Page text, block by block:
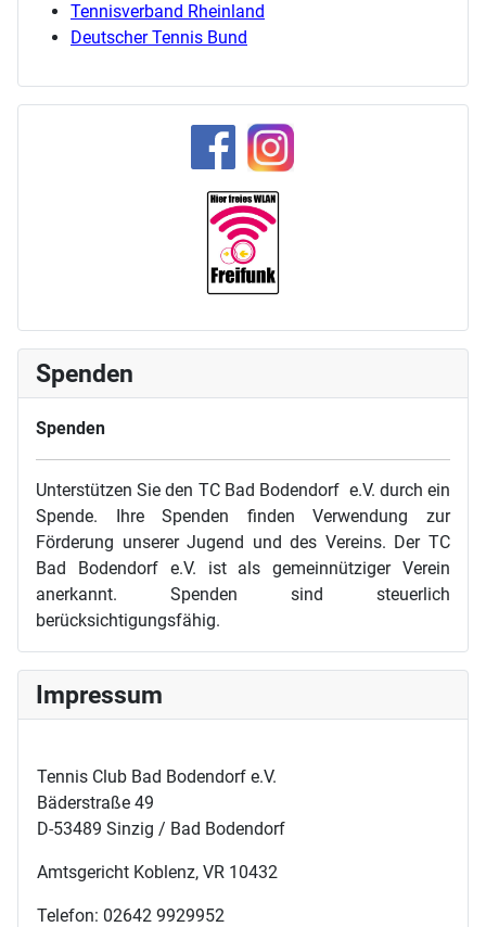
Tennisverband Rheinland
Deutscher Tennis Bund
Spenden
Spenden
Unterstützen Sie den TC Bad Bodendorf e.V. durch ein
Spende. Ihre Spenden finden Verwendung zur
Förderung unserer Jugend und des Vereins. Der TC
Bad Bodendorf e.V. ist als gemeinnütziger Verein
anerkannt. Spenden sind steuerlich
berücksichtigungsfähig.
Impressum
Tennis Club Bad Bodendorf e.V.
Bäderstraße 49
D-53489 Sinzig / Bad Bodendorf
Amtsgericht Koblenz, VR 10432
Telefon: 02642 9929952